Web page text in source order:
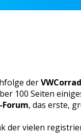
der
100 Seiten
, das erste,
der vielen